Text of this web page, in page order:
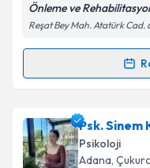
Kişisel
Metni'ni
kapsamda
Önleme ve
Reşat Bey Mah. Atatürk Cad.
Randevu
Psk. İlgin İnaniçin
Size bu uzmandan
hazırlandığında
Psk. Sinem
Psikoloji
Adana,